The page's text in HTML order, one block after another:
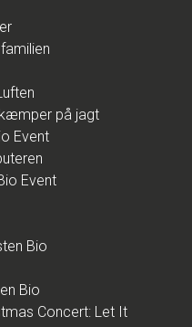
på jagt
Event
Event
Bio
Bio
Concert: Let It